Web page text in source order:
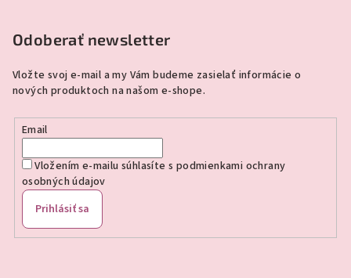
Odoberať newsletter
Vložte svoj e-mail a my Vám budeme zasielať informácie o
nových produktoch na našom e-shope.
Email
Vložením e-mailu súhlasíte s podmienkami ochrany
osobných údajov
Prihlásiť sa